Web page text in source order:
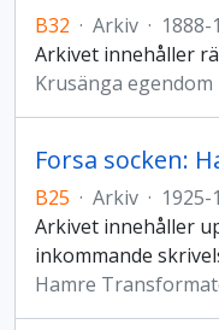
B32 · Arkiv · 1888-
Arkivet innehåller
Krusänga egendom
B25 · Arkiv · 1925-
Arkivet innehåller
inkommande
Hamre